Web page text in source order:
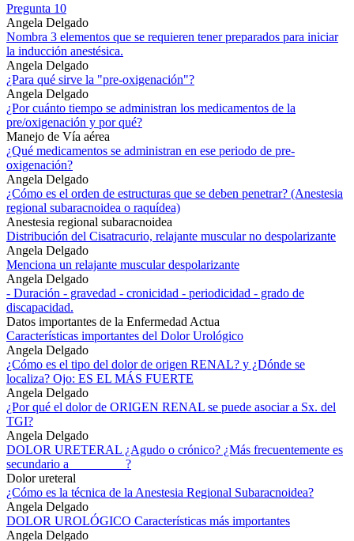
Pregunta 10
Angela Delgado
Nombra 3 elementos que se requieren tener preparados para iniciar
la inducción anestésica.
Angela Delgado
¿Para qué sirve la "pre-oxigenación"?
Angela Delgado
¿Por cuánto tiempo se administran los medicamentos de la
pre/oxigenación y por qué?
Manejo de Vía aérea
¿Qué medicamentos se administran en ese periodo de pre-
oxigenación?
Angela Delgado
¿Cómo es el orden de estructuras que se deben penetrar? (Anestesia
regional subaracnoidea o raquídea)
Anestesia regional subaracnoidea
Distribución del Cisatracurio, relajante muscular no despolarizante
Angela Delgado
Menciona un relajante muscular despolarizante
Angela Delgado
- Duración - gravedad - cronicidad - periodicidad - grado de
discapacidad.
Datos importantes de la Enfermedad Actua
Características importantes del Dolor Urológico
Angela Delgado
¿Cómo es el tipo del dolor de origen RENAL? y ¿Dónde se
localiza? Ojo: ES EL MÁS FUERTE
Angela Delgado
¿Por qué el dolor de ORIGEN RENAL se puede asociar a Sx. del
TGI?
Angela Delgado
DOLOR URETERAL ¿Agudo o crónico? ¿Más frecuentemente es
secundario a_________?
Dolor ureteral
¿Cómo es la técnica de la Anestesia Regional Subaracnoidea?
Angela Delgado
DOLOR UROLÓGICO Características más importantes
Angela Delgado